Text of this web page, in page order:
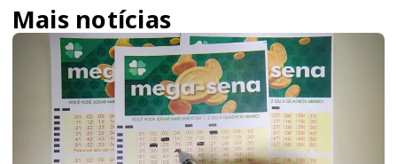
Mais notícias